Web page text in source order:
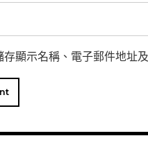
存顯示名稱、電子郵件地址